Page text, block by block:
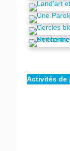
Activités de